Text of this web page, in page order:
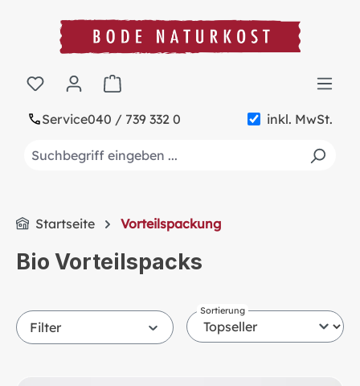
springen
Service040 / 739 332 0 inkl. MwSt.
Warenkorb enthält 0 Positionen. Der
Startseite Vorteilspackung
Bio Vorteilspacks
Filter
Sortierung